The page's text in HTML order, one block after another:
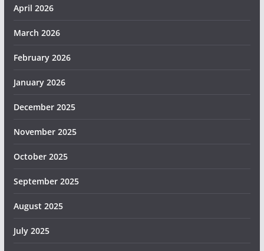
April 2026
March 2026
February 2026
January 2026
December 2025
November 2025
October 2025
September 2025
August 2025
July 2025